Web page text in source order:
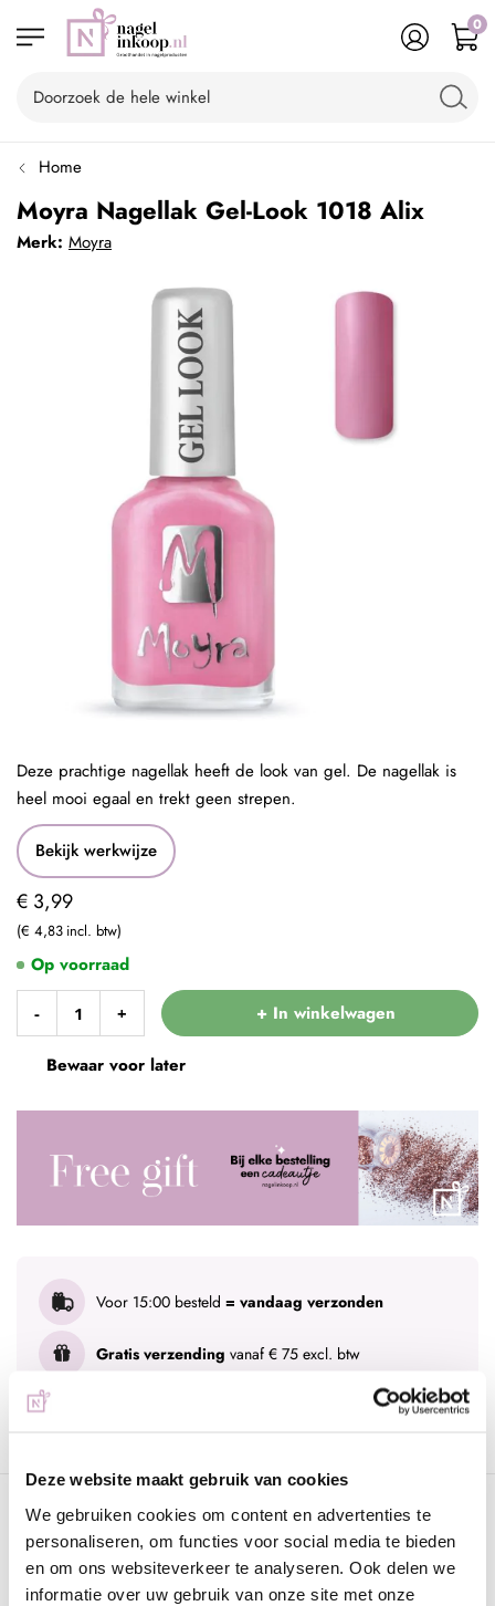
Deze website maakt gebruik van cookies
We gebruiken cookies om content en advertenties te
personaliseren, om functies voor social media te bieden
en om ons websiteverkeer te analyseren. Ook delen we
informatie over uw gebruik van onze site met onze
0
Home
Moyra Nagellak Gel-Look 1018 Alix
Merk: Moyra
Bekijk werkwijze
€ 3,99
€ 4,83
- + + In winkelwagen
Bewaar voor later
Voor 15:00 besteld = vandaag verzonden
Gratis verzending vanaf € 75 excl. btw
WhatsApp met onze specialisten
Op voorraad
Deze prachtige nagellak heeft de look van gel. De nagellak is
heel mooi egaal en trekt geen strepen.
Omschrijving
Moyra Nagellak Gel look 1018 Alix
Deze prachtige nagellak in de roze kleur heeft de look van gel.